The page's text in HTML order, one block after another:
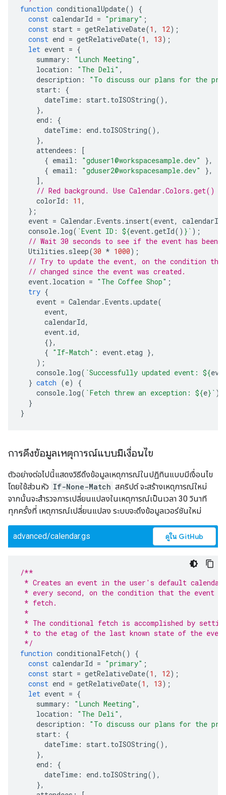
function conditionalUpdate()
{
const calendarId = "primary" ;
const start = getRelativeDate(1 , 12);
const end = getRelativeDate(1 , 13);
let event = {
summary : "Lunch Meeting" ,
location : "The Deli" ,
description :
"To discuss our plans for the
start :
{
dateTime : start. toISOString(),
},
end :
{
dateTime : end . toISOString(),
},
attendees :
[
{ email : "gduser1@workspacesample.dev"
},
{ email : "gduser2@workspacesample.dev"
},
],
// Red background. Use
colorId : 11 ,
};
event = Calendar .Events . insert(event, calendarId
console. log( `Event ID: ${event.getId() } ` );
// Wait 30 seconds to see if the event has
Utilities . sleep(30 * 1000);
// Try to update the event, on the condition
// changed since the event was created.
event. location = "The Coffee Shop" ;
try {
event = Calendar .Events .update(
event,
calendarId,
event. id,
{},
{ "If-Match" : event. etag },
);
console. log( `Successfully updated event: ${
} catch (e)
{
console. log( `Fetch threw an exception: ${e} ` );
}
}
การดึงข้อมูลเหตุการณ์แบบมีเงื่อนไข
ตัวอย่างต่อไปนี้แสดงวิธีดึงข้อมูลเหตุการณ์ในปฏิทินแบบมีเงื่อนไข
โดยใช้ส่วนหัว If-None-Match สคริปต์ จะสร้างเหตุการณ์ใหม่
จากนั้นจะสำรวจการเปลี่ยนแปลงในเหตุการณ์เป็นเวลา 30 วินาที
ทุกครั้งที่ เหตุการณ์เปลี่ยนแปลง ระบบจะดึงข้อมูลเวอร์ชันใหม่
advanced/calendar.gs ดูใน GitHub
/**
* Creates an event in the user's default
* every second, on the condition that the event
* fetch.
*
* The conditional fetch is accomplished by
* to the etag of the last known state of the
*/
function conditionalFetch()
{
const calendarId = "primary" ;
const start = getRelativeDate(1 , 12);
const end = getRelativeDate(1 , 13);
let event = {
summary : "Lunch Meeting" ,
location : "The Deli" ,
description :
"To discuss our plans for the
start :
{
dateTime : start. toISOString(),
},
end :
{
dateTime : end . toISOString(),
},